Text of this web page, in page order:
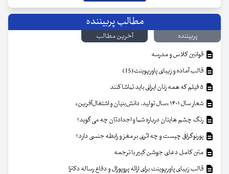
مطالب پربیننده
پربیننده
آخرین مطالب
قوانین کلاس و مدرسه
قالب آماده و زیبای پاورپوینت(15)
شعار سال ۱۴۰۱ «سال تولید، دانش‌بنیان و اشتغال‌آفرین»
رنگ چشم هایتان درباره شما و اجدادتان چه می گوید؟
پورنوگرافی چیست و چه اثری بر مغز و رابطه جنسی دارد؟
متن کامل دعای جوشن کبیر با ترجمه
قالب زیبای پاورپوینت برای ارائه پروپوزال و دفاع رساله دکترا